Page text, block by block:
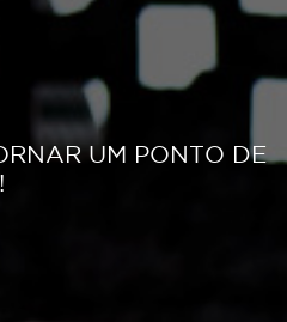
UM PONTO DE